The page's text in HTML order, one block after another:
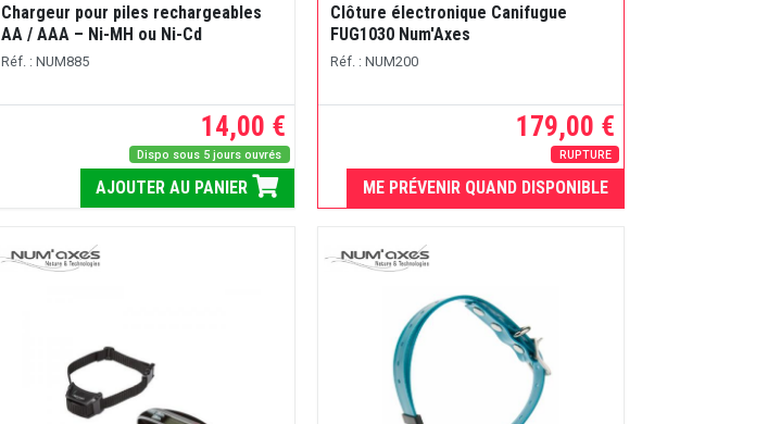
Chargeur pour piles rechargeables
AA / AAA – Ni-MH ou Ni-Cd
Réf. : NUM885
14,00 €
Dispo sous 5 jours ouvrés
AJOUTER AU PANIER
Clôture électronique Canifugue
FUG1030 Num'Axes
Réf. : NUM200
179,00 €
RUPTURE
ME PRÉVENIR QUAND DISPONIBLE